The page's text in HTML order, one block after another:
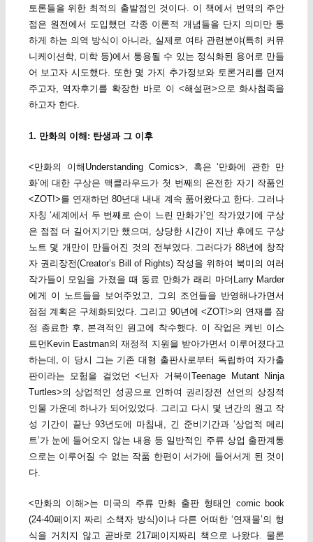
토론들을 위한 최적의 출발점인 것이다. 이 책에서 번역의 주안
점은 원전에서 도입했던 각종 이론적 개념들을 단지 의미만 통
하게 하는 의역 방식이 아니라, 실제로 여타 관련분야(특히 커뮤
니케이션학, 미학 등)에서 통용될 수 있는 정식화된 용어로 만들
어 보고자 시도했다. 또한 몇 가지 추가정보와 토론거리를 던져
주고자, 역자후기를 확장한 바로 이 <해설편>으로 화사첨족을
하고자 한다.
1. 만화의 이해: 탄생과 그 이후
<만화의 이해Understanding Comics>, 혹은 ‘만화에 관한 만
화’에 대한 구상은 맥클라우드가 첫 번째의 온전한 자기 작품인
<ZOT!>를 연재하던 80년대 내내 계속 품어왔다고 한다. 그러나
자칭 ‘세계에서 두 번째로 손이 느린 만화가’인 작가였기에 구상
은 점점 더 길어지기만 했으며, 상당한 시간이 지난 후에도 구상
노트 몇 개만이 만들어진 것의 전부였다. 그러다가 88년에 창작
자 권리장전(Creator’s Bill of Rights) 작성을 위하여 북미의 여러
작가들이 모임을 가졌을 때 동료 만화가 래리 마더Larry Marder
에게 이 노트들을 보여주었고, 그의 조언들을 반영해나가면서
점점 계획은 구체화되었다. 그리고 90년에 <ZOT!>의 연재를 잠
정 종료한 후, 본격적인 원고에 착수했다. 이 작업은 케빈 이스
트먼Kevin Eastman의 재정적 지원을 받아가면서 이루어졌다고
하는데, 이 당시 그는 기존 대형 출판사로부터 독립하여 자가출
판이라는 모험을 걸었던 <닌자 거북이Teenage Mutant Ninja
Turtles>의 상업적인 성공으로 인하여 권리장전 선언의 상징적
인물 가운데 하나가 되어있었다. 그리고 다시 몇 년간의 원고 작
성 기간이 끝난 93년도에 마침내, 긴 준비기간과 ‘상업적 메리
트’가 눈에 들어오지 않는 내용 등 일반적인 주류 상업 출판계통
으로는 이루어질 수 없는 작품 한편이 서가에 들어서게 된 것이
다.
<만화의 이해>는 미국의 주류 만화 출판 형태인 comic book
(24-40페이지 짜리 소책자 방식)이나 다른 어떠한 ‘연재물’의 형
식을 거치지 않고 곧바로 217페이지짜리 책으로 나왔다. 물론